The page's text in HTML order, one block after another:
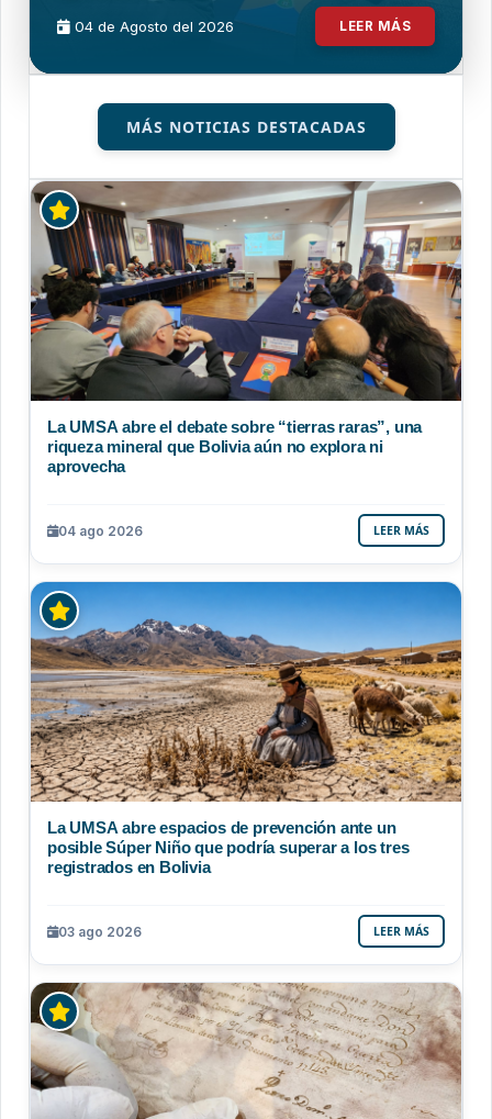
04 de Agosto del 2026 LEER MÁS
MÁS NOTICIAS DESTACADAS
La UMSA abre el debate sobre “tierras raras”, una
riqueza mineral que Bolivia aún no explora ni
aprovecha
04 ago 2026 LEER MÁS
La UMSA abre espacios de prevención ante un
posible Súper Niño que podría superar a los tres
registrados en Bolivia
03 ago 2026 LEER MÁS